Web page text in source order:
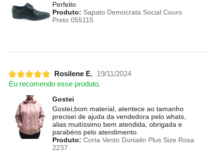
Perfeito
Produto: Sapato Democrata Social Couro
Preto 055115
Rosilene E.
19/11/2024
Eu recomendo esse produto.
Gostei
Gostei,bom material, atentece ao tamanho
precisei de ajuda da vendedora pelo whats,
alias muitíssimo bem atendida, obrigada e
parabéns pelo atendimento.
Produto: Corta Vento Dunialin Plus Size Rosa
2237